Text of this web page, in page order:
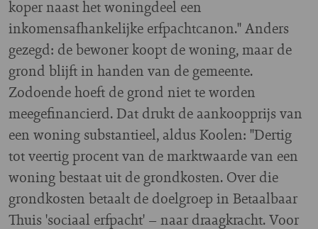
koper naast het woningdeel een
inkomensafhankelijke erfpachtcanon." Anders
gezegd: de bewoner koopt de woning, maar de
grond blijft in handen van de gemeente.
Zodoende hoeft de grond niet te worden
meegefinancierd. Dat drukt de aankoopprijs van
een woning substantieel, aldus Koolen: "Dertig
tot veertig procent van de marktwaarde van een
woning bestaat uit de grondkosten. Over die
grondkosten betaalt de doelgroep in Betaalbaar
Thuis 'sociaal erfpacht' – naar draagkracht. Voor